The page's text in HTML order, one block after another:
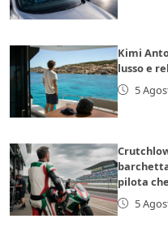
Kimi
lusso e
5
pilota
5